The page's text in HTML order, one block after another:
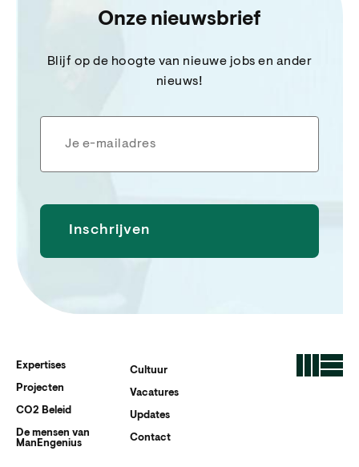
Onze nieuwsbrief
Blijf op de hoogte van nieuwe jobs en ander
nieuws!
Expertises
Projecten
CO2 Beleid
De mensen van
ManEngenius
Cultuur
Vacatures
Updates
Contact